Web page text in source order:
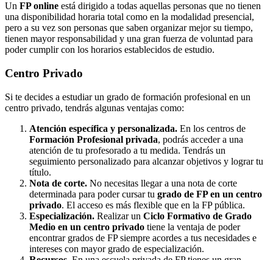
Un FP online está dirigido a todas aquellas personas que no tienen
una disponibilidad horaria total como en la modalidad presencial,
pero a su vez son personas que saben organizar mejor su tiempo,
tienen mayor responsabilidad y una gran fuerza de voluntad para
poder cumplir con los horarios establecidos de estudio.
Centro Privado
Si te decides a estudiar un grado de formación profesional en un
centro privado, tendrás algunas ventajas como:
Atención específica y personalizada. En los centros de
Formación Profesional privada, podrás acceder a una
atención de tu profesorado a tu medida. Tendrás un
seguimiento personalizado para alcanzar objetivos y lograr tu
título.
Nota de corte. No necesitas llegar a una nota de corte
determinada para poder cursar tu grado de FP en un centro
privado. El acceso es más flexible que en la FP pública.
Especialización. Realizar un Ciclo Formativo de Grado
Medio en un centro privado tiene la ventaja de poder
encontrar grados de FP siempre acordes a tus necesidades e
intereses con mayor grado de especialización.